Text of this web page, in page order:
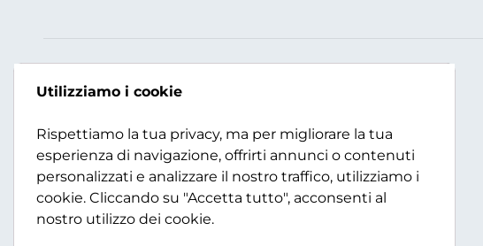
I Nostri Social
+39 02 87168862
info.it@scotwork.com
Contattaci
Utilizziamo i cookie
Rispettiamo la tua privacy, ma per migliorare la tua
esperienza di navigazione, offrirti annunci o contenuti
personalizzati e analizzare il nostro traffico, utilizziamo i
cookie. Cliccando su "Accetta tutto", acconsenti al
nostro utilizzo dei cookie.